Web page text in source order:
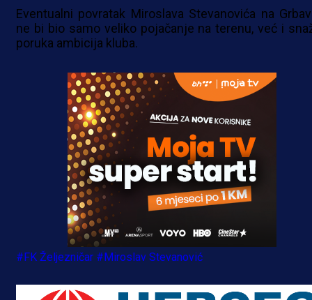
Eventualni povratak Miroslava Stevanovića na
ne bi bio samo veliko pojačanje na terenu, već i
poruka ambicija kluba.
#FK Željezničar #Miroslav Stevanović